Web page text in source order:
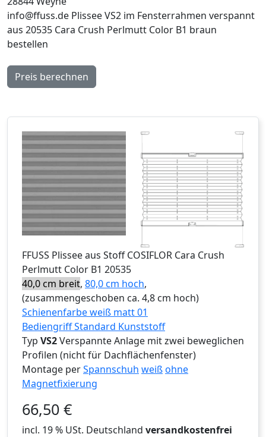
info@ffuss.de Plissee VS2 im Fensterrahmen verspannt
aus 20535 Cara Crush Perlmutt Color B1 braun
bestellen
Preis berechnen
FFUSS Plissee aus Stoff COSIFLOR Cara Crush
Perlmutt Color B1 20535
40,0 cm breit, 80,0 cm hoch,
(zusammengeschoben ca. 4,8 cm hoch)
Schienenfarbe weiß matt 01
Bediengriff Standard Kunststoff
Typ VS2Verspannte Anlage mit zwei beweglichen
Profilen (nicht für Dachflächenfenster)
Montage perSpannschuh weißohne
Magnetfixierung
66,50 €
incl. 19 % USt. Deutschland versandkostenfrei